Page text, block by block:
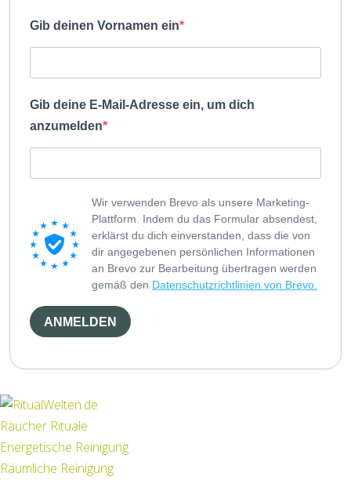
Gib deinen Vornamen ein
Gib deine E-Mail-Adresse ein, um dich
anzumelden
Wir verwenden Brevo als unsere Marketing-
Plattform. Indem du das Formular absendest,
erklärst du dich einverstanden, dass die von
dir angegebenen persönlichen Informationen
an Brevo zur Bearbeitung übertragen werden
gemäß den Datenschutzrichtlinien von Brevo.
ANMELDEN
Räucher Rituale
Energetische Reinigung
Räumliche Reinigung